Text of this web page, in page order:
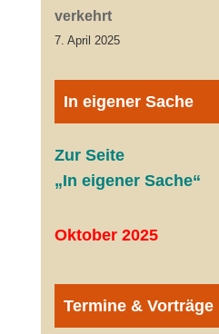
verkehrt
7. April 2025
In eigener Sache
Zur Seite
„In eigener Sache“
Oktober 2025
Termine & Vorträge